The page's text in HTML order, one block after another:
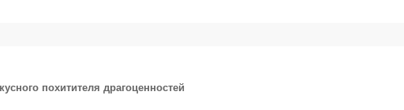
похитителя драгоценностей